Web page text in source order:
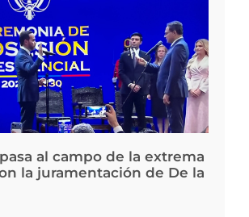
al campo de la extrema
la juramentación de De la